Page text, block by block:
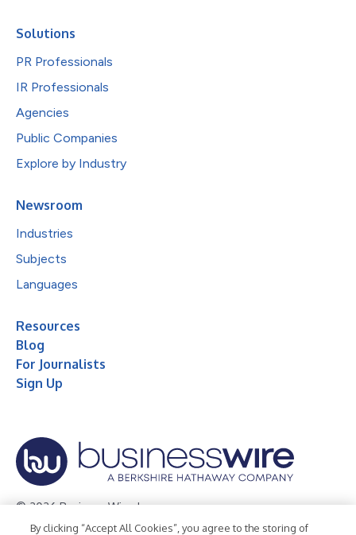
Solutions
PR Professionals
IR Professionals
Agencies
Public Companies
Explore by Industry
Newsroom
Industries
Subjects
Languages
Resources
Blog
For Journalists
Sign Up
© 2026 Business Wire, Inc.
By clicking “Accept All Cookies”, you agree to the storing of